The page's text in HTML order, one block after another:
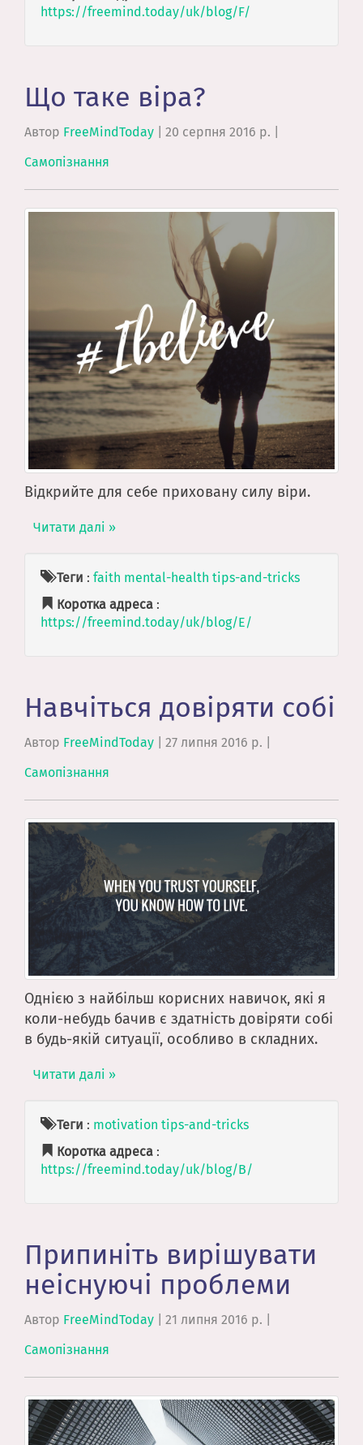
https://freemind.today/uk/blog/F/
Що таке віра?
Автор FreeMindToday 20 серпня 2016 р.
Самопізнання
Відкрийте для себе приховану силу віри.
Читати далі »
Теги : faith mental-health tips-and-tricks
Коротка адреса :
https://freemind.today/uk/blog/E/
Навчіться довіряти собі
Автор FreeMindToday 27 липня 2016 р.
Самопізнання
Однією з найбільш корисних навичок, які я
коли-небудь бачив є здатність довіряти собі
в будь-якій ситуації, особливо в складних.
Читати далі »
Теги : motivation tips-and-tricks
Коротка адреса :
https://freemind.today/uk/blog/B/
Припиніть вирішувати
неіснуючі проблеми
Автор FreeMindToday 21 липня 2016 р.
Самопізнання